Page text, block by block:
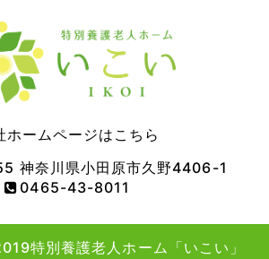
ホームページはこちら
神奈川県小田原市久野4406-1
0465-43-8011
特別養護老人ホーム「いこい」